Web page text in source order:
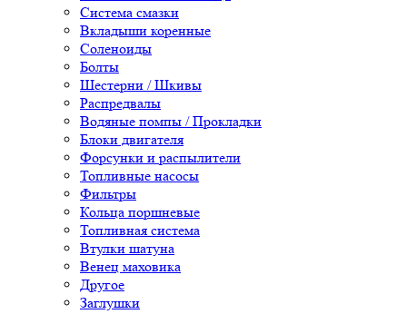
Система смазки
Вкладыши коренные
Соленоиды
Болты
Шестерни / Шкивы
Распредвалы
Водяные помпы / Прокладки
Блоки двигателя
Форсунки и распылители
Топливные насосы
Фильтры
Кольца поршневые
Топливная система
Втулки шатуна
Венец маховика
Другое
Заглушки